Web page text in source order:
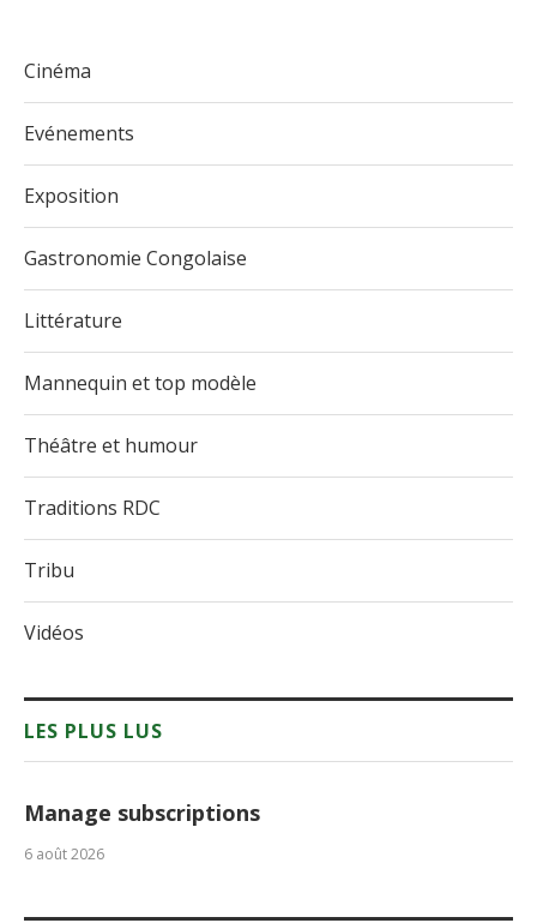
Cinéma
Evénements
Exposition
Gastronomie Congolaise
Littérature
Mannequin et top modèle
Théâtre et humour
Traditions RDC
Tribu
Vidéos
LES PLUS LUS
Manage subscriptions
6 août 2026